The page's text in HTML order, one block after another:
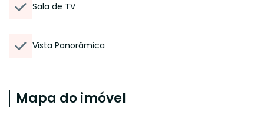
Sala de TV
Vista Panorâmica
Mapa do imóvel